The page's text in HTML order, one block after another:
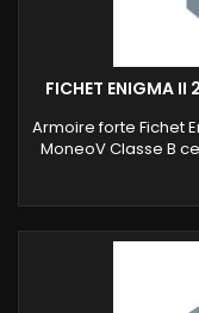
FICHET ENIGMA II
Armoire forte Fichet
MoneoV Classe B
des